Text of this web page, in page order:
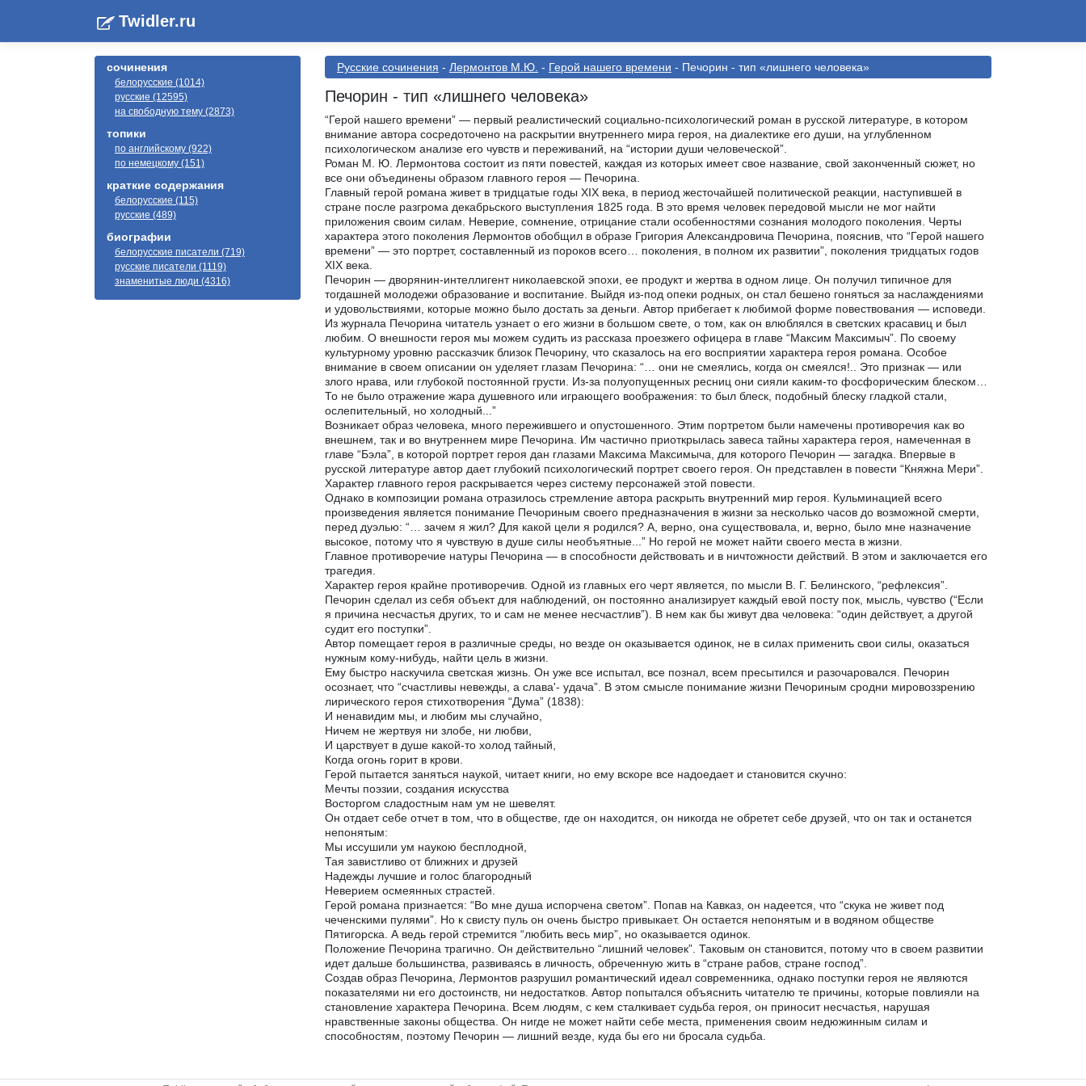
Twidler.ru
сочинения
белорусские (1014)
русские (12595)
на свободную тему (2873)
топики
по английскому (922)
по немецкому (151)
краткие содержания
белорусские (115)
русские (489)
биографии
белорусские писатели (719)
русские писатели (1119)
знаменитые люди (4316)
Русские сочинения - Лермонтов М.Ю. - Герой нашего времени - Печорин - тип «лишнего человека»
Печорин - тип «лишнего человека»
“Герой нашего времени” — первый реалистический социально-психологический роман в русской литературе, в котором
внимание автора сосредоточено на раскрытии внутреннего мира героя, на диалектике его души, на углубленном
психологическом анализе его чувств и переживаний, на “истории души человеческой”.
Роман М. Ю. Лермонтова состоит из пяти повестей, каждая из которых имеет свое название, свой законченный сюжет, но
все они объединены образом главного героя — Печорина.
Главный герой романа живет в тридцатые годы XIX века, в период жесточайшей политической реакции, наступившей в
стране после разгрома декабрьского выступления 1825 года. В это время человек передовой мысли не мог найти
приложения своим силам. Неверие, сомнение, отрицание стали особенностями сознания молодого поколения. Черты
характера этого поколения Лермонтов обобщил в образе Григория Александровича Печорина, пояснив, что “Герой нашего
времени” — это портрет, составленный из пороков всего… поколения, в полном их развитии”, поколения тридцатых годов
XIX века.
Печорин — дворянин-интеллигент николаевской эпохи, ее продукт и жертва в одном лице. Он получил типичное для
тогдашней молодежи образование и воспитание. Выйдя из-под опеки родных, он стал бешено гоняться за наслаждениями
и удовольствиями, которые можно было достать за деньги. Автор прибегает к любимой форме повествования — исповеди.
Из журнала Печорина читатель узнает о его жизни в большом свете, о том, как он влюблялся в светских красавиц и был
любим. О внешности героя мы можем судить из рассказа проезжего офицера в главе “Максим Максимыч”. По своему
культурному уровню рассказчик близок Печорину, что сказалось на его восприятии характера героя романа. Особое
внимание в своем описании он уделяет глазам Печорина: “… они не смеялись, когда он смеялся!.. Это признак — или
злого нрава, или глубокой постоянной грусти. Из-за полуопущенных ресниц они сияли каким-то фосфорическим блеском…
То не было отражение жара душевного или играющего воображения: то был блеск, подобный блеску гладкой стали,
ослепительный, но холодный...”
Возникает образ человека, много пережившего и опустошенного. Этим портретом были намечены противоречия как во
внешнем, так и во внутреннем мире Печорина. Им частично приоткрылась завеса тайны характера героя, намеченная в
главе “Бэла”, в которой портрет героя дан глазами Максима Максимыча, для которого Печорин — загадка. Впервые в
русской литературе автор дает глубокий психологический портрет своего героя. Он представлен в повести “Княжна Мери”.
Характер главного героя раскрывается через систему персонажей этой повести.
Однако в композиции романа отразилось стремление автора раскрыть внутренний мир героя. Кульминацией всего
произведения является понимание Печориным своего предназначения в жизни за несколько часов до возможной смерти,
перед дуэлью: “… зачем я жил? Для какой цели я родился? А, верно, она существовала, и, верно, было мне назначение
высокое, потому что я чувствую в душе силы необъятные...” Но герой не может найти своего места в жизни.
Главное противоречие натуры Печорина — в способности действовать и в ничтожности действий. В этом и заключается его
трагедия.
Характер героя крайне противоречив. Одной из главных его черт является, по мысли В. Г. Белинского, “рефлексия”.
Печорин сделал из себя объект для наблюдений, он постоянно анализирует каждый евой посту пок, мысль, чувство (“Если
я причина несчастья других, то и сам не менее несчастлив”). В нем как бы живут два человека: “один действует, а другой
судит его поступки”.
Автор помещает героя в различные среды, но везде он оказывается одинок, не в силах применить свои силы, оказаться
нужным кому-нибудь, найти цель в жизни.
Ему быстро наскучила светская жизнь. Он уже все испытал, все познал, всем пресытился и разочаровался. Печорин
осознает, что “счастливы невежды, а слава'- удача”. В этом смысле понимание жизни Печориным сродни мировоззрению
лирического героя стихотворения “Дума” (1838):
И ненавидим мы, и любим мы случайно,
Ничем не жертвуя ни злобе, ни любви,
И царствует в душе какой-то холод тайный,
Когда огонь горит в крови.
Герой пытается заняться наукой, читает книги, но ему вскоре все надоедает и становится скучно:
Мечты поэзии, создания искусства
Восторгом сладостным нам ум не шевелят.
Он отдает себе отчет в том, что в обществе, где он находится, он никогда не обретет себе друзей, что он так и останется
непонятым:
Мы иссушили ум наукою бесплодной,
Тая завистливо от ближних и друзей
Надежды лучшие и голос благородный
Неверием осмеянных страстей.
Герой романа признается: “Во мне душа испорчена светом”. Попав на Кавказ, он надеется, что “скука не живет под
чеченскими пулями”. Но к свисту пуль он очень быстро привыкает. Он остается непонятым и в водяном обществе
Пятигорска. А ведь герой стремится “любить весь мир”, но оказывается одинок.
Положение Печорина трагично. Он действительно “лишний человек”. Таковым он становится, потому что в своем развитии
идет дальше большинства, развиваясь в личность, обреченную жить в “стране рабов, стране господ”.
Создав образ Печорина, Лермонтов разрушил романтический идеал современника, однако поступки героя не являются
показателями ни его достоинств, ни недостатков. Автор попытался объяснить читателю те причины, которые повлияли на
становление характера Печорина. Всем людям, с кем сталкивает судьба героя, он приносит несчастья, нарушая
нравственные законы общества. Он нигде не может найти себе места, применения своим недюжинным силам и
способностям, поэтому Печорин — лишний везде, куда бы его ни бросала судьба.